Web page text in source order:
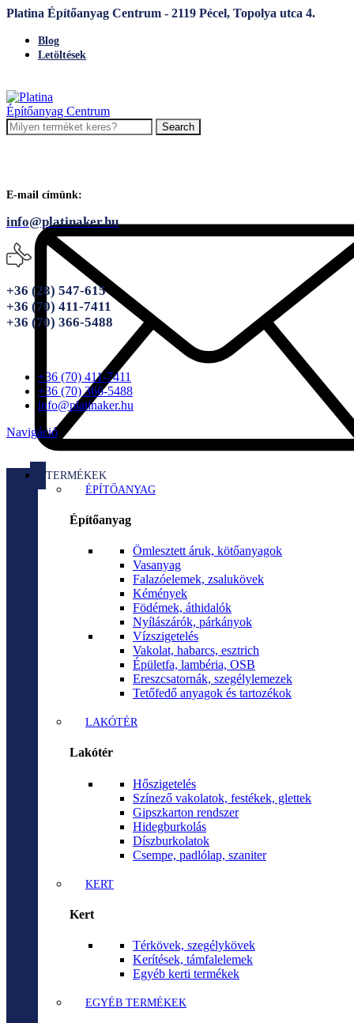
Platina Építőanyag Centrum - 2119 Pécel, Topolya utca 4.
Blog
Letöltések
Search
E-mail címünk:
info@platinaker.hu
+36 (28) 547-615
+36 (70) 411-7411
+36 (70) 366-5488
+36 (70) 411-7411
+36 (70) 366-5488
info@platinaker.hu
Navigáció
TERMÉKEK
ÉPÍTŐANYAG
Építőanyag
Ömlesztett áruk, kötőanyagok
Vasanyag
Falazóelemek, zsalukövek
Kémények
Födémek, áthidalók
Nyílászárók, párkányok
Vízszigetelés
Vakolat, habarcs, esztrich
Épületfa, lambéria, OSB
Ereszcsatornák, szegélylemezek
Tetőfedő anyagok és tartozékok
LAKÓTÉR
Lakótér
Hőszigetelés
Színező vakolatok, festékek, glettek
Gipszkarton rendszer
Hidegburkolás
Díszburkolatok
Csempe, padlólap, szaniter
KERT
Kert
Térkövek, szegélykövek
Kerítések, támfalelemek
Egyéb kerti termékek
EGYÉB TERMÉKEK